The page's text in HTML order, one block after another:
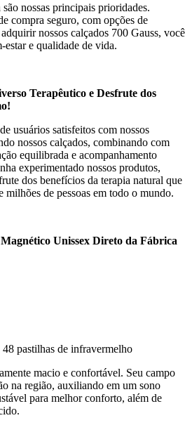
são nossas principais prioridades.
compra seguro, com opções de
nossos calçados 700 Gauss, você
estar e qualidade de vida.
Terapêutico e Desfrute dos
usuários satisfeitos com nossos
nossos calçados, combinando com
equilibrada e acompanhamento
experimentado nossos produtos,
dos benefícios da terapia natural que
milhões de pessoas em todo o mundo.
Unissex Direto da Fábrica
pastilhas de infravermelho
macio e confortável. Seu campo
na região, auxiliando em um sono
para melhor conforto, além de